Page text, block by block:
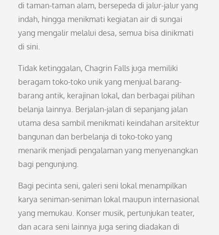
di taman-taman alam, bersepeda di jalur-jalur yang
indah, hingga menikmati kegiatan air di sungai
yang mengalir melalui desa, semua bisa dinikmati
di sini.
Tidak ketinggalan, Chagrin Falls juga memiliki
beragam toko-toko unik yang menjual barang-
barang antik, kerajinan lokal, dan berbagai pilihan
belanja lainnya. Berjalan-jalan di sepanjang jalan
utama desa sambil menikmati keindahan arsitektur
bangunan dan berbelanja di toko-toko yang
menarik menjadi pengalaman yang menyenangkan
bagi pengunjung.
Bagi pecinta seni, galeri seni lokal menampilkan
karya seniman-seniman lokal maupun internasional
yang memukau. Konser musik, pertunjukan teater,
dan acara seni lainnya juga sering diadakan di